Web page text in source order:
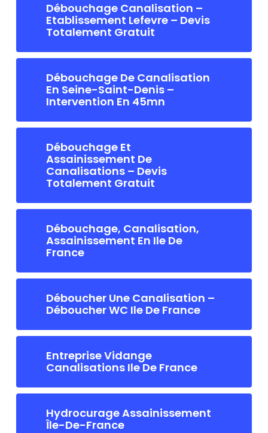
Débouchage Canalisation –
Etablissement Lefevre – Devis
Totalement Gratuit
Débouchage De Canalisation
En Seine-Saint-Denis –
Intervention En 45mn
Débouchage Et
Assainissement De
Canalisations – Devis
Totalement Gratuit
Débouchage, Canalisation,
Assainissement En Ile De
France
Déboucher Une Canalisation –
Déboucher WC Ile De France
Entreprise Vidange
Canalisations Ile De France
Hydrocurage Assainissement
Île-De-France